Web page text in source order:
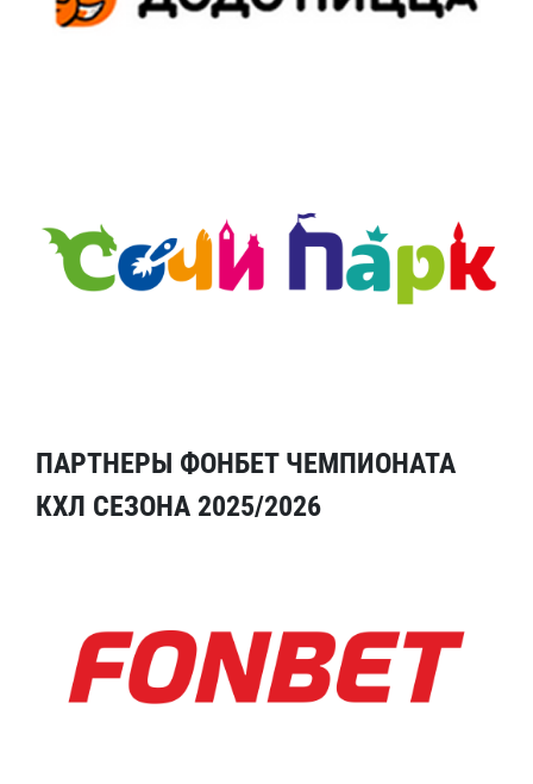
ПАРТНЕРЫ ФОНБЕТ ЧЕМПИОНАТА
КХЛ СЕЗОНА 2025/2026